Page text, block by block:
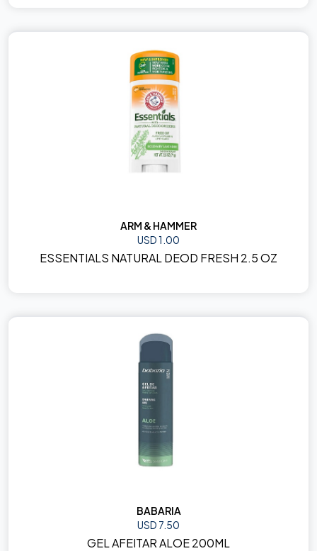
ARM & HAMMER
USD 1.00
ESSENTIALS NATURAL DEOD FRESH 2.5 OZ
BABARIA
USD 7.50
GEL AFEITAR ALOE 200ML